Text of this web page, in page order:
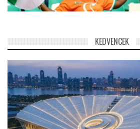
KEDVENCEK